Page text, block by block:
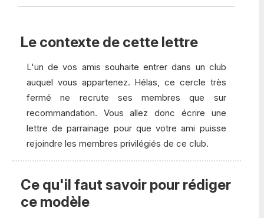
Le contexte de cette lettre
L'un de vos amis souhaite entrer dans un club
auquel vous appartenez. Hélas, ce cercle très
fermé ne recrute ses membres que sur
recommandation. Vous allez donc écrire une
lettre de parrainage pour que votre ami puisse
rejoindre les membres privilégiés de ce club.
Ce qu'il faut savoir pour rédiger
ce modèle